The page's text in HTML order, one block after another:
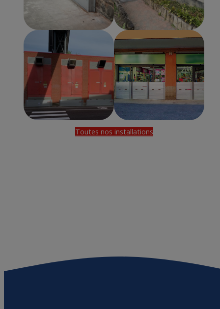
Toutes nos installations